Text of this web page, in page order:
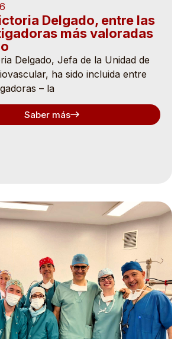
Delgado, entre las
más valoradas
Delgado, Jefa de la Unidad de
ha sido incluida entre
– la
Saber más